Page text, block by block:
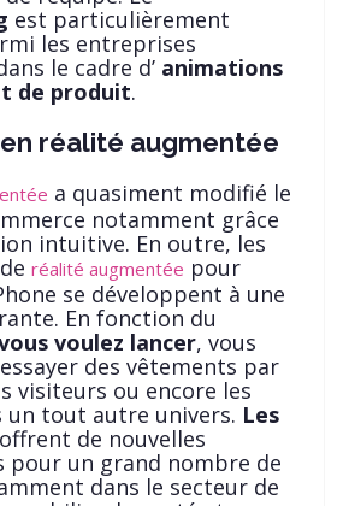
est particulièrement
les entreprises
le cadre d’ animations
de produit.
réalité augmentée
a quasiment modifié le
notamment grâce
intuitive. En outre, les
réalité augmentée pour
se développent à une
En fonction du
voulez lancer, vous
des vêtements par
visiteurs ou encore les
un tout autre univers. Les
de nouvelles
un grand nombre de
dans le secteur de